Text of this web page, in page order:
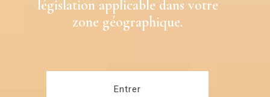
législation applicable dans votre
zone géographique.
Entrer